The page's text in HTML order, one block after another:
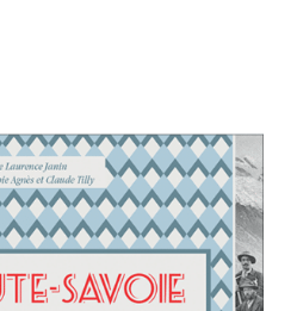
ENVIRONNEMENT
DU PATRIMOINE
& TOURISME
D’ANTAN